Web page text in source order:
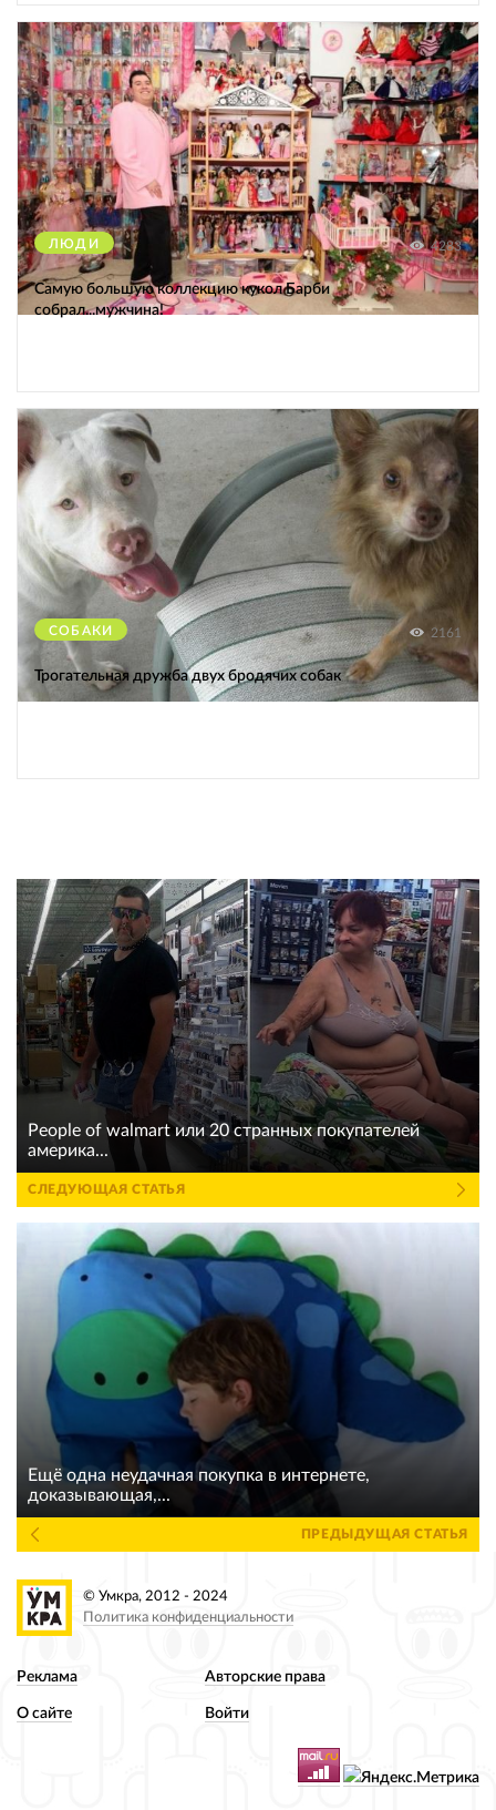
ЛЮДИ 4283
Самую большую коллекцию кукол Барби
собрал...мужчина!
СОБАКИ 2161
Трогательная дружба двух бродячих собак
People of walmart или 20 странных покупателей
америка...
СЛЕДУЮЩАЯ СТАТЬЯ
Ещё одна неудачная покупка в интернете,
доказывающая,...
ПРЕДЫДУЩАЯ СТАТЬЯ
Реклама Авторские права
О сайте Войти
© Умкра, 2012 - 2024
Политика конфиденциальности